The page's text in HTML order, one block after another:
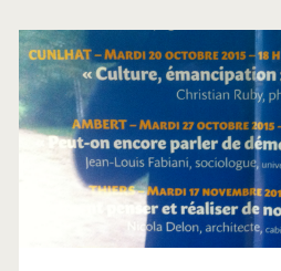
Catégorie :